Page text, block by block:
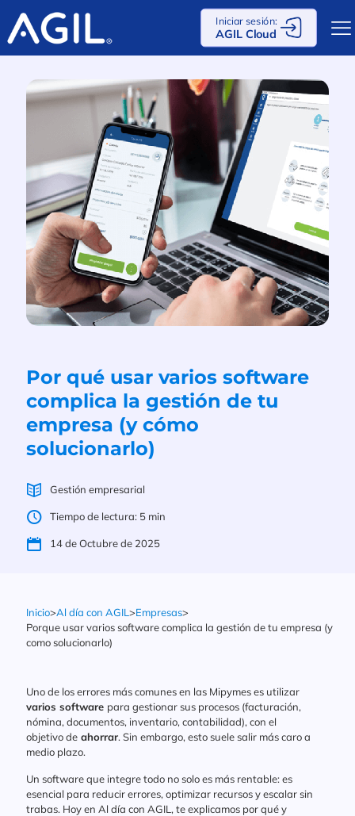
Iniciar sesión:
AGIL Cloud
Por qué usar varios software
complica la gestión de tu
empresa (y cómo
solucionarlo)
Gestión empresarial
Tiempo de lectura: 5 min
14 de Octubre de 2025
Inicio>Al día con AGIL >Empresas>
Porque usar varios software complica la gestión de tu empresa (y
como solucionarlo)
Uno de los errores más comunes en las Mipymes es utilizar
varios software para gestionar sus procesos (facturación,
nómina, documentos, inventario, contabilidad), con el
objetivo de ahorrar. Sin embargo, esto suele salir más caro a
medio plazo.
Un software que integre todo no solo es más rentable: es
esencial para reducir errores, optimizar recursos y escalar sin
trabas. Hoy en Al día con AGIL, te explicamos por qué y